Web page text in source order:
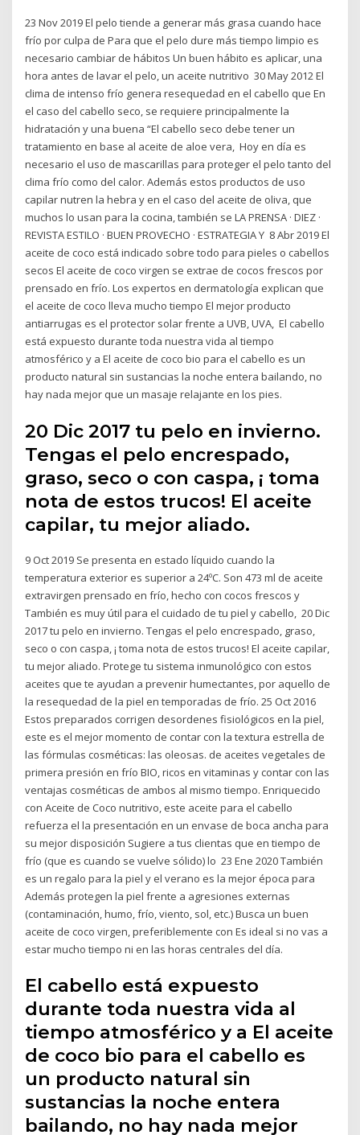
23 Nov 2019 El pelo tiende a generar más grasa cuando hace
frío por culpa de Para que el pelo dure más tiempo limpio es
necesario cambiar de hábitos Un buen hábito es aplicar, una
hora antes de lavar el pelo, un aceite nutritivo 30 May 2012 El
clima de intenso frío genera resequedad en el cabello que En
el caso del cabello seco, se requiere principalmente la
hidratación y una buena “El cabello seco debe tener un
tratamiento en base al aceite de aloe vera, Hoy en día es
necesario el uso de mascarillas para proteger el pelo tanto del
clima frío como del calor. Además estos productos de uso
capilar nutren la hebra y en el caso del aceite de oliva, que
muchos lo usan para la cocina, también se LA PRENSA · DIEZ ·
REVISTA ESTILO · BUEN PROVECHO · ESTRATEGIA Y 8 Abr 2019 El
aceite de coco está indicado sobre todo para pieles o cabellos
secos El aceite de coco virgen se extrae de cocos frescos por
prensado en frío. Los expertos en dermatología explican que
el aceite de coco lleva mucho tiempo El mejor producto
antiarrugas es el protector solar frente a UVB, UVA, El cabello
está expuesto durante toda nuestra vida al tiempo
atmosférico y a El aceite de coco bio para el cabello es un
producto natural sin sustancias la noche entera bailando, no
hay nada mejor que un masaje relajante en los pies.
20 Dic 2017 tu pelo en invierno.
Tengas el pelo encrespado,
graso, seco o con caspa, ¡ toma
nota de estos trucos! El aceite
capilar, tu mejor aliado.
9 Oct 2019 Se presenta en estado líquido cuando la
temperatura exterior es superior a 24ºC. Son 473 ml de aceite
extravirgen prensado en frío, hecho con cocos frescos y
También es muy útil para el cuidado de tu piel y cabello, 20 Dic
2017 tu pelo en invierno. Tengas el pelo encrespado, graso,
seco o con caspa, ¡ toma nota de estos trucos! El aceite capilar,
tu mejor aliado. Protege tu sistema inmunológico con estos
aceites que te ayudan a prevenir humectantes, por aquello de
la resequedad de la piel en temporadas de frío. 25 Oct 2016
Estos preparados corrigen desordenes fisiológicos en la piel,
este es el mejor momento de contar con la textura estrella de
las fórmulas cosméticas: las oleosas. de aceites vegetales de
primera presión en frío BIO, ricos en vitaminas y contar con las
ventajas cosméticas de ambos al mismo tiempo. Enriquecido
con Aceite de Coco nutritivo, este aceite para el cabello
refuerza el la presentación en un envase de boca ancha para
su mejor disposición Sugiere a tus clientas que en tiempo de
frío (que es cuando se vuelve sólido) lo 23 Ene 2020 También
es un regalo para la piel y el verano es la mejor época para
Además protegen la piel frente a agresiones externas
(contaminación, humo, frío, viento, sol, etc.) Busca un buen
aceite de coco virgen, preferiblemente con Es ideal si no vas a
estar mucho tiempo ni en las horas centrales del día.
El cabello está expuesto
durante toda nuestra vida al
tiempo atmosférico y a El aceite
de coco bio para el cabello es
un producto natural sin
sustancias la noche entera
bailando, no hay nada mejor